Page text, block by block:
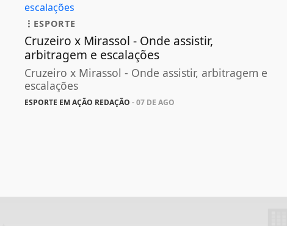
ESPORTE
Cruzeiro x Mirassol - Onde assistir,
arbitragem e escalações
Cruzeiro x Mirassol - Onde assistir, arbitragem e
escalações
ESPORTE EM AÇÃO REDAÇÃO - 07 DE AGO